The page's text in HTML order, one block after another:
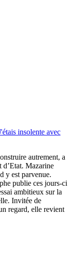
insolente avec
autrement, a
d’Etat. Mazarine
y est parvenue.
publie ces jours-ci
ambitieux sur la
Invitée de
regard, elle revient